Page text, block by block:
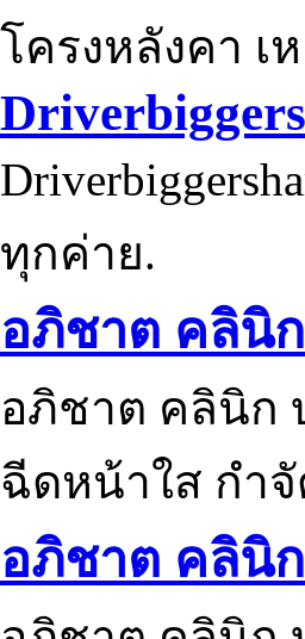
โครงหลังคา
ทุกค่าย.
อภิชาต คลินิ
อภิชาต คลินิก
ฉีดหน้าใส กำ
อภิชาต คลินิ